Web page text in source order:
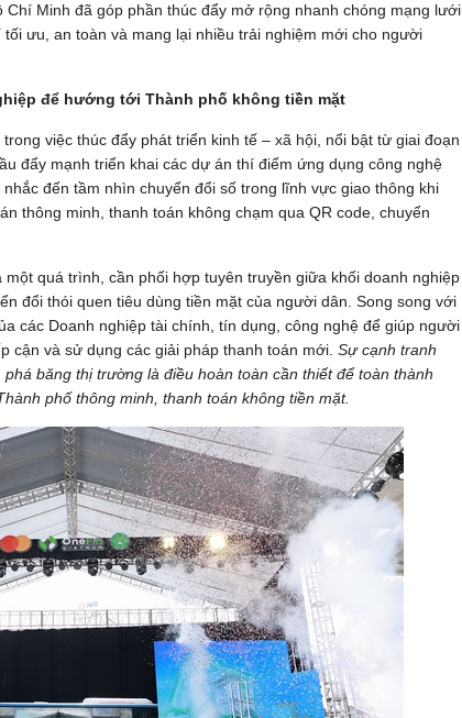
Chí Minh đã góp phần thúc đẩy mở rộng nhanh chóng mạng lưới
ưu, an toàn và mang lại nhiều trải nghiệm mới cho người
để hướng tới Thành phố không tiền mặt
việc thúc đẩy phát triển kinh tế – xã hội, nổi bật từ giai đoạn
đẩy mạnh triển khai các dự án thí điểm ứng dụng công nghệ
đến tầm nhìn chuyển đổi số trong lĩnh vực giao thông khi
thông minh, thanh toán không chạm qua QR code, chuyển
quá trình, cần phối hợp tuyên truyền giữa khối doanh nghiệp
đổi thói quen tiêu dùng tiền mặt của người dân. Song song với
các Doanh nghiệp tài chính, tín dụng, công nghệ để giúp người
cận và sử dụng các giải pháp thanh toán mới. Sự cạnh tranh
băng thị trường là điều hoàn toàn cần thiết để toàn thành
phố thông minh, thanh toán không tiền mặt.